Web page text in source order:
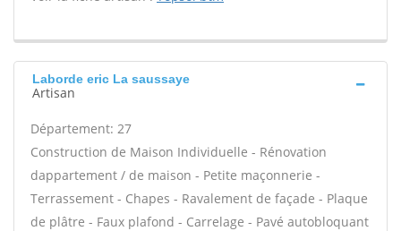
Laborde eric La saussaye
Artisan
Département: 27
Construction de Maison Individuelle - Rénovation
dappartement / de maison - Petite maçonnerie -
Terrassement - Chapes - Ravalement de façade - Plaque
de plâtre - Faux plafond - Carrelage - Pavé autobloquant